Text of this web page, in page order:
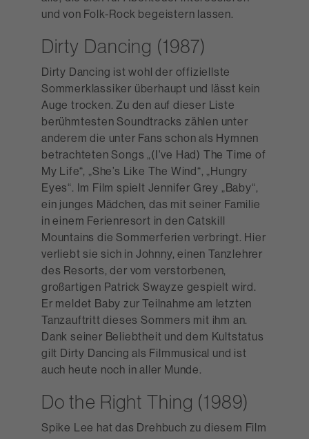
und von Folk-Rock begeistern lassen.
Dirty Dancing (1987)
Dirty Dancing ist wohl der offiziellste
Sommerklassiker überhaupt und lässt kein
Auge trocken. Zu den auf dieser Liste
berühmtesten Soundtracks zählen unter
anderem die unter Fans schon als Hymnen
betrachteten Songs „(I've Had) The Time of
My Life“, „She’s Like The Wind“, „Hungry
Eyes“. Im Film spielt Jennifer Grey „Baby“,
ein junges Mädchen, das mit seiner Familie
in einem Ferienresort in den Catskill
Mountains die Sommerferien verbringt. Hier
verliebt sie sich in Johnny, einen Tanzlehrer
des Resorts, der vom verstorbenen,
großartigen Patrick Swayze gespielt wird.
Er meldet Baby zur Teilnahme am letzten
Tanzauftritt dieses Sommers mit ihm an.
Dank seiner Beliebtheit und dem Kultstatus
gilt Dirty Dancing als Filmmusical und ist
auch heute noch in aller Munde.
Do the Right Thing (1989)
Spike Lee hat das Drehbuch zu diesem Film